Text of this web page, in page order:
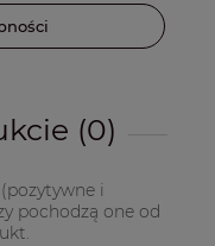
(0)
i
pochodzą one od